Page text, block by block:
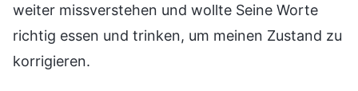
weiter missverstehen und wollte Seine Worte
richtig essen und trinken, um meinen Zustand zu
korrigieren.